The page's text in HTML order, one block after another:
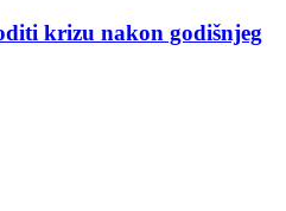
krizu nakon godišnjeg